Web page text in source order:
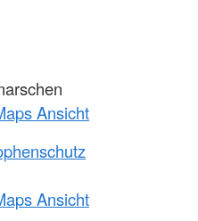
Ansicht
Ansicht